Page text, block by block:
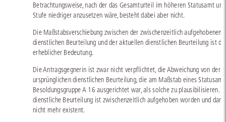
Betrachtungsweise, nach der das Gesamturteil im höheren Statusamt
Stufe niedriger anzusetzen wäre, besteht dabei aber nicht.
Die Maßstabsverschiebung zwischen der zwischenzeitlich aufgehobenen
dienstlichen Beurteilung und der aktuellen dienstlichen Beurteilung ist
erheblicher Bedeutung.
Die Antragsgegnerin ist zwar nicht verpflichtet, die Abweichung von der
ursprünglichen dienstlichen Beurteilung, die am Maßstab eines
Besoldungsgruppe A 16 ausgerichtet war, als solche zu plausibilisieren.
dienstliche Beurteilung ist zwischenzeitlich aufgehoben worden und
nicht mehr existent.